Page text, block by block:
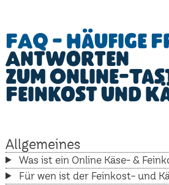
FAQ - Häufige
Antworten
zum Online-
Feinkost und
Allgemeines
Was ist ein Online Käse- &
Für wen ist der Feinkost- und